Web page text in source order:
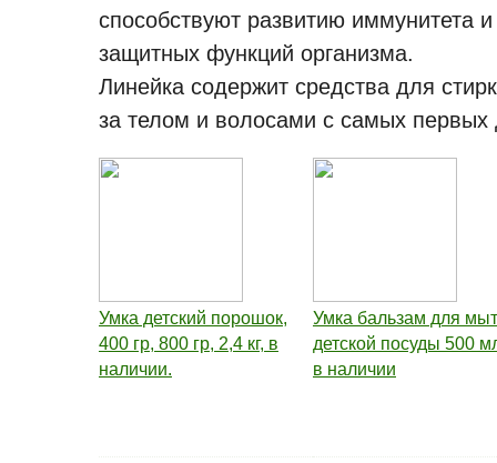
способствуют развитию иммунитета
защитных функций организма.
Линейка содержит средства для
за телом и волосами с самых
Умка детский порошок,
400 гр, 800 гр, 2,4 кг, в
наличии.
Умка бальзам для
детской посуды 500
в наличии